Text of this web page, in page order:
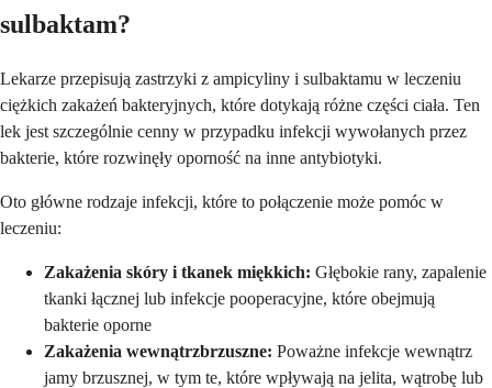
sulbaktam?
Lekarze przepisują zastrzyki z ampicyliny i sulbaktamu w leczeniu
ciężkich zakażeń bakteryjnych, które dotykają różne części ciała. Ten
lek jest szczególnie cenny w przypadku infekcji wywołanych przez
bakterie, które rozwinęły oporność na inne antybiotyki.
Oto główne rodzaje infekcji, które to połączenie może pomóc w
leczeniu:
Zakażenia skóry i tkanek miękkich: Głębokie rany, zapalenie
tkanki łącznej lub infekcje pooperacyjne, które obejmują
bakterie oporne
Zakażenia wewnątrzbrzuszne: Poważne infekcje wewnątrz
jamy brzusznej, w tym te, które wpływają na jelita, wątrobę lub